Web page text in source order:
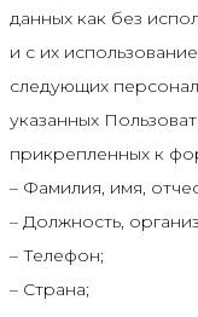
данных как без
и с их
следующих
указанных
прикрепленных к
– Фамилия, имя,
– Должность,
– Телефон;
– Страна;